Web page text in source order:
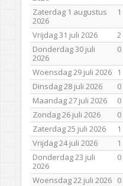
Zaterdag 1 augustus
2026
1
Vrijdag 31 juli 2026 2
Donderdag 30 juli
2026
0
Woensdag 29 juli 2026 1
Dinsdag 28 juli 2026
0
Maandag 27 juli 2026
0
Zondag 26 juli 2026
0
Zaterdag 25 juli 2026
1
Vrijdag 24 juli 2026
1
Donderdag 23 juli
2026
0
Woensdag 22 juli 2026 0